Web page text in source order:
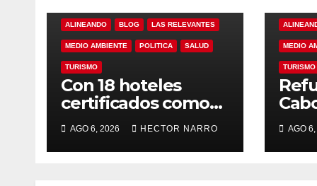
ALINEANDO BLOG LAS RELEVANTES
MEDIO AMBIENTE POLITICA SALUD
TURISMO
Con 18 hoteles
certificados como
refugios
temporales,
Gobierno de Los
AGO 6, 2026 HECTOR NARRO
MEDIO
TURISMO
de
AGO